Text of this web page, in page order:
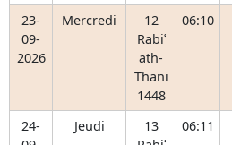
23-
09-
2026
Mercredi
12
Rabiʿ
ath-
Thani
1448
06:10
24-
Jeudi
13
06:11